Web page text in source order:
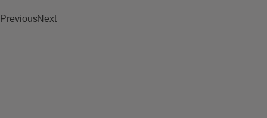
PreviousNext